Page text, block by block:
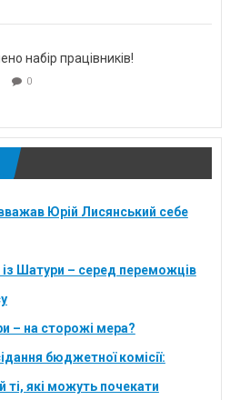
набір працівників!
0
Юрій Лисянський себе
із Шатури – серед переможців
– на сторожі мера?
бюджетної комісії:
ті, які можуть почекати